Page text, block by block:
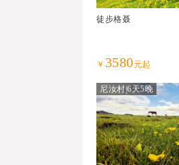
徒步格聂
￥ 3580元起
尼汝村|6天5晚